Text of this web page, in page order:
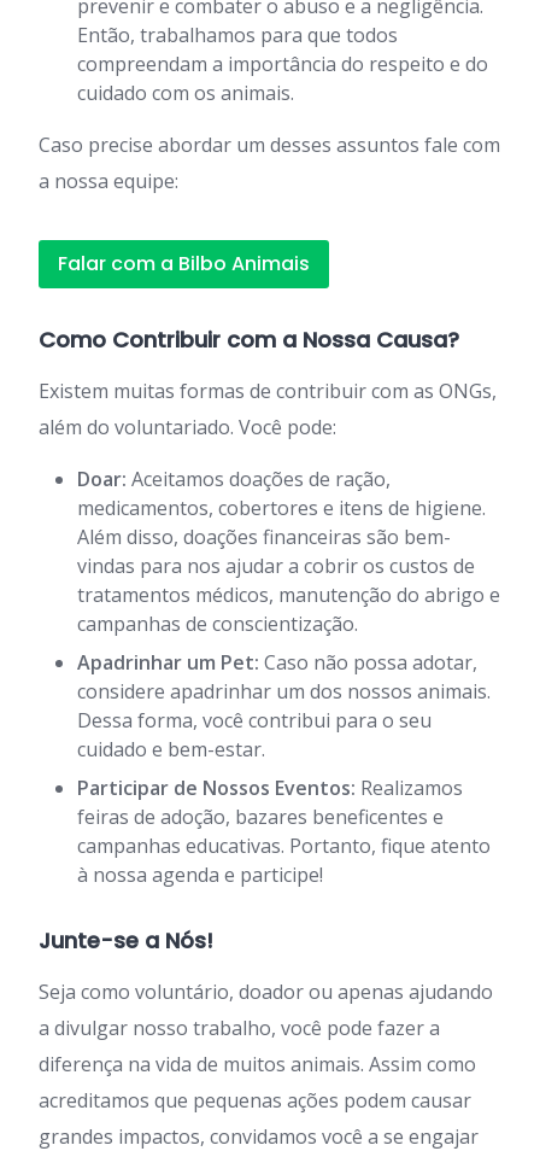
prevenir e combater o abuso e a negligência.
Então, trabalhamos para que todos
compreendam a importância do respeito e do
cuidado com os animais.
Caso precise abordar um desses assuntos fale com
a nossa equipe:
Falar com a Bilbo Animais
Como Contribuir com a Nossa Causa?
Existem muitas formas de contribuir com as ONGs,
além do voluntariado. Você pode:
Doar: Aceitamos doações de ração,
medicamentos, cobertores e itens de higiene.
Além disso, doações financeiras são bem-
vindas para nos ajudar a cobrir os custos de
tratamentos médicos, manutenção do abrigo e
campanhas de conscientização.
Apadrinhar um Pet: Caso não possa adotar,
considere apadrinhar um dos nossos animais.
Dessa forma, você contribui para o seu
cuidado e bem-estar.
Participar de Nossos Eventos: Realizamos
feiras de adoção, bazares beneficentes e
campanhas educativas. Portanto, fique atento
à nossa agenda e participe!
Junte-se a Nós!
Seja como voluntário, doador ou apenas ajudando
a divulgar nosso trabalho, você pode fazer a
diferença na vida de muitos animais. Assim como
acreditamos que pequenas ações podem causar
grandes impactos, convidamos você a se engajar